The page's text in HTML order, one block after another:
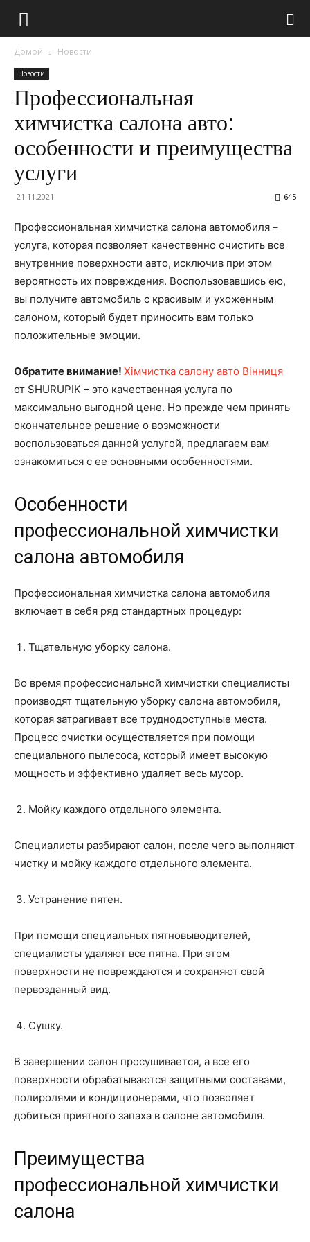
Домой Новости
Новости
Профессиональная
химчистка салона авто:
особенности и преимущества
услуги
21.11.2021 645
Профессиональная химчистка салона автомобиля –
услуга, которая позволяет качественно очистить все
внутренние поверхности авто, исключив при этом
вероятность их повреждения. Воспользовавшись ею,
вы получите автомобиль с красивым и ухоженным
салоном, который будет приносить вам только
положительные эмоции.
Обратите внимание! Хімчистка салону авто Вінниця
от SHURUPIK – это качественная услуга по
максимально выгодной цене. Но прежде чем принять
окончательное решение о возможности
воспользоваться данной услугой, предлагаем вам
ознакомиться с ее основными особенностями.
Особенности
профессиональной химчистки
салона автомобиля
Профессиональная химчистка салона автомобиля
включает в себя ряд стандартных процедур:
Тщательную уборку салона.
Во время профессиональной химчистки специалисты
производят тщательную уборку салона автомобиля,
которая затрагивает все труднодоступные места.
Процесс очистки осуществляется при помощи
специального пылесоса, который имеет высокую
мощность и эффективно удаляет весь мусор.
Мойку каждого отдельного элемента.
Специалисты разбирают салон, после чего выполняют
чистку и мойку каждого отдельного элемента.
Устранение пятен.
При помощи специальных пятновыводителей,
специалисты удаляют все пятна. При этом
поверхности не повреждаются и сохраняют свой
первозданный вид.
Сушку.
В завершении салон просушивается, а все его
поверхности обрабатываются защитными составами,
полиролями и кондиционерами, что позволяет
добиться приятного запаха в салоне автомобиля.
Преимущества
профессиональной химчистки
салона